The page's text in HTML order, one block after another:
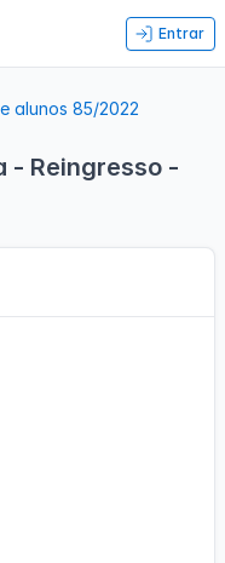
Entrar
alunos 85/2022
- Reingresso -